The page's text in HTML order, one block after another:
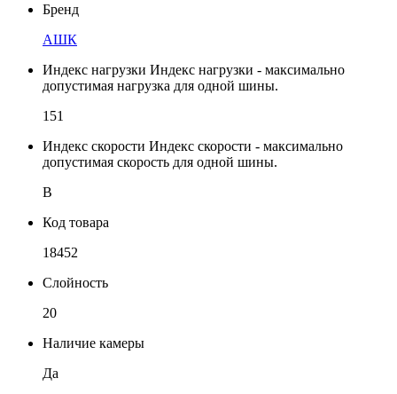
Бренд
АШК
Индекс нагрузки Индекс нагрузки - максимально
допустимая нагрузка для одной шины.
151
Индекс скорости Индекс скорости - максимально
допустимая скорость для одной шины.
B
Код товара
18452
Слойность
20
Наличие камеры
Да